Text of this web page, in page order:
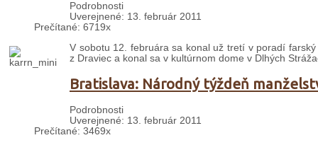
Podrobnosti
Uverejnené: 13. február 2011
Prečítané: 6719x
V sobotu 12. februára sa konal už tretí v poradí
z Draviec a konal sa v kultúrnom dome v Dlhých
Bratislava: Národný týždeň
Podrobnosti
Uverejnené: 13. február 2011
Prečítané: 3469x